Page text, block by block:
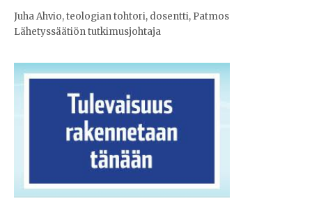
Juha Ahvio, teologian tohtori, dosentti, Patmos
Lähetyssäätiön tutkimusjohtaja